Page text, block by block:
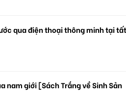
qua điện thoại thông minh tại
nam giới [Sách Trắng về Sinh Sản